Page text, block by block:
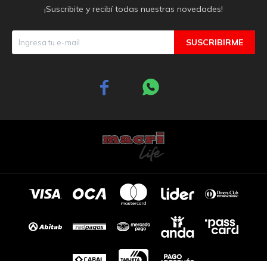
¡Suscribite y recibí todas nuestras novedades!
SUSCRIBIRME
 